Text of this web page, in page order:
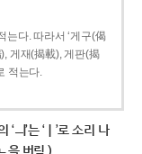
는다. 따라서 ‘게구(偈
게재(揭載), 게판(揭
적는다.
ㅢ’는 ‘ㅣ’로 소리 나
을 버림.)